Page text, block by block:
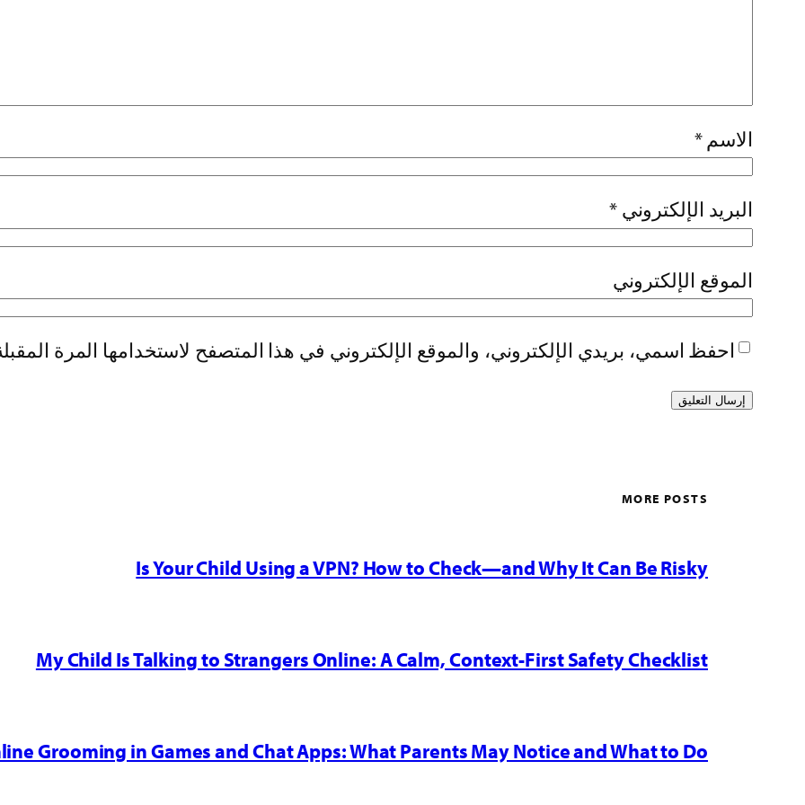
الاسم*
البريد الإلكتروني*
الموقع الإلكتروني
احفظ اسمي، بريدي الإلكتروني، والموقع الإلكتروني في هذا المتصفح لاستخدامها المرة
MORE POSTS
Is Your Child Using a VPN? How to Check—and Why It Can Be Risky
My Child Is Talking to Strangers Online: A Calm, Context-First Safety Checklist
Grooming in Games and Chat Apps: What Parents May Notice and What to Do